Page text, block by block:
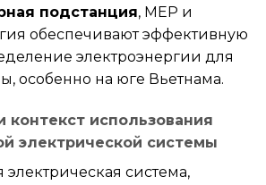
подстанция, MEP и
обеспечивают эффективную
электроэнергии для
особенно на юге Вьетнама.
использования
электрической системы
система,